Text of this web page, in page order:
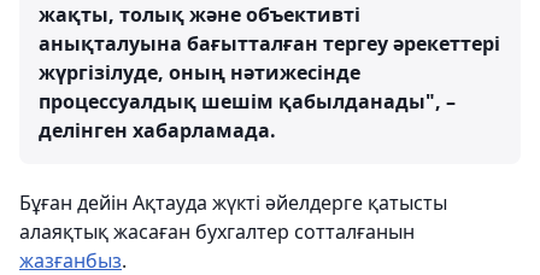
жақты, толық және объективті
анықталуына бағытталған тергеу әрекеттері
жүргізілуде, оның нәтижесінде
процессуалдық шешім қабылданады", –
делінген хабарламада.
Бұған дейін Ақтауда жүкті әйелдерге қатысты
алаяқтық жасаған бухгалтер сотталғанын
жазғанбыз.